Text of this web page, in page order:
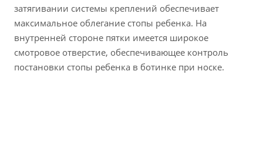
затягивании системы креплений обеспечивает
максимальное облегание стопы ребенка. На
внутренней стороне пятки имеется широкое
смотровое отверстие, обеспечивающее контроль
постановки стопы ребенка в ботинке при носке.